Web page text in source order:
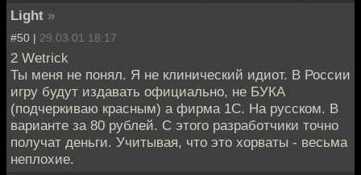
Light »
#50 | 29.03.01 18:17
2 Wetrick
Ты меня не понял. Я не клинический идиот. В России
игру будут издавать официально, не БУКА
(подчеркиваю красным) а фирма 1С. На русском. В
варианте за 80 рублей. С этого разработчики точно
получат деньги. Учитывая, что это хорваты - весьма
неплохие.